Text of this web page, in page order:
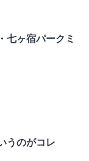
七ヶ宿パークミ
うのがコレ